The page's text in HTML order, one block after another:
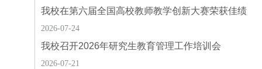
我校在第六届全国高校教师教学创新大赛荣获佳绩
2026-07-24
我校召开2026年研究生教育管理工作培训会
2026-07-21